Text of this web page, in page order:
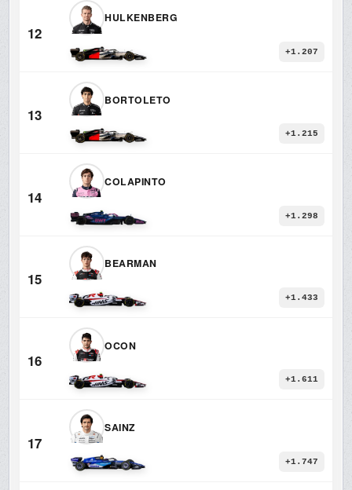
12
HULKENBERG
+1.207
13
BORTOLETO
+1.215
14
COLAPINTO
+1.298
15
BEARMAN
+1.433
16
OCON
+1.611
17
SAINZ
+1.747